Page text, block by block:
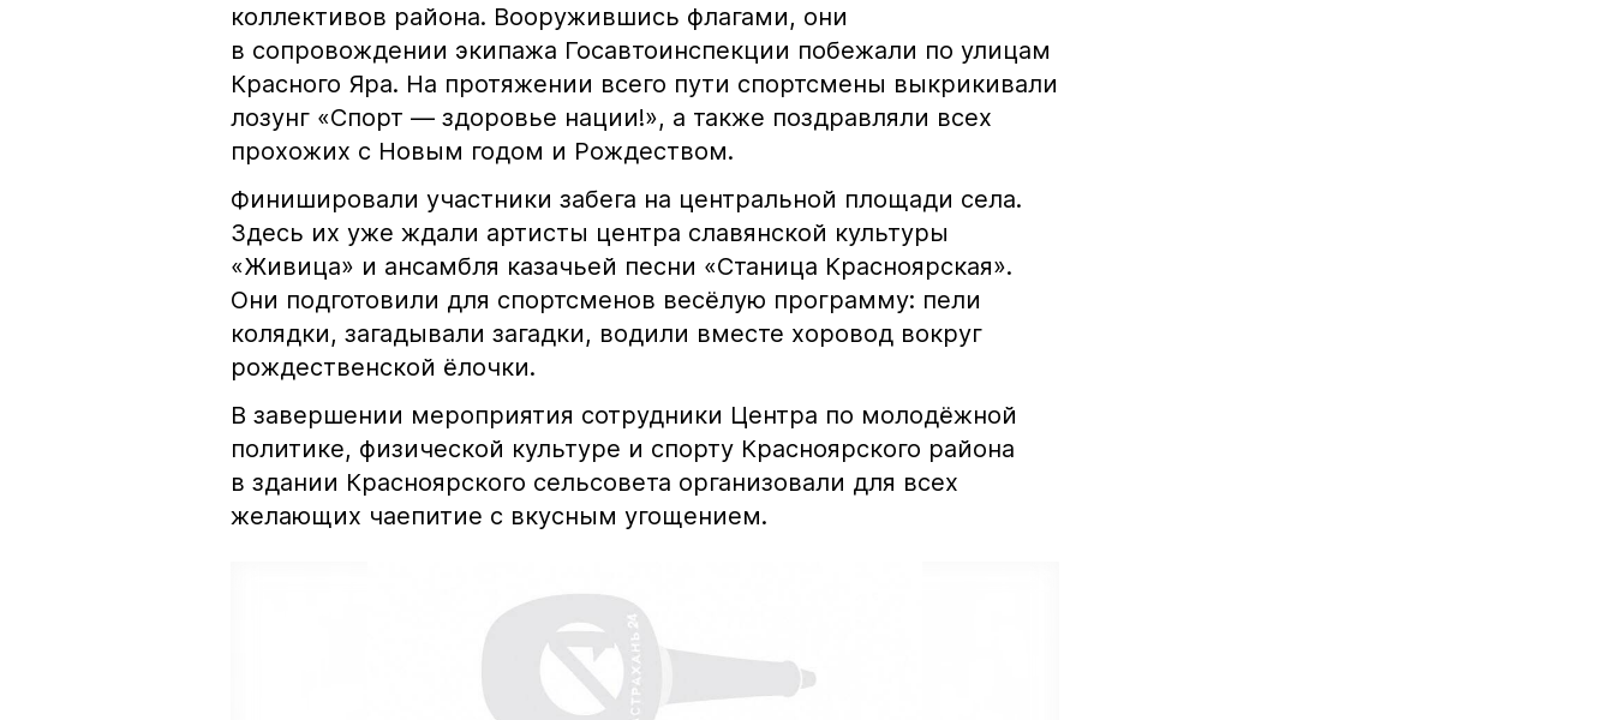
коллективов района. Вооружившись флагами, они
в сопровождении экипажа Госавтоинспекции побежали по улицам
Красного Яра. На протяжении всего пути спортсмены выкрикивали
лозунг «Спорт — здоровье нации!», а также поздравляли всех
прохожих с Новым годом и Рождеством.
Финишировали участники забега на центральной площади села.
Здесь их уже ждали артисты центра славянской культуры
«Живица» и ансамбля казачьей песни «Станица Красноярская».
Они подготовили для спортсменов весёлую программу: пели
колядки, загадывали загадки, водили вместе хоровод вокруг
рождественской ёлочки.
В завершении мероприятия сотрудники Центра по молодёжной
политике, физической культуре и спорту Красноярского района
в здании Красноярского сельсовета организовали для всех
желающих чаепитие с вкусным угощением.